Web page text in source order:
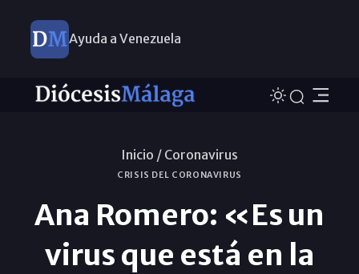
Ayuda a Venezuela
Inicio / Coronavirus
CRISIS DEL CORONAVIRUS
Ana Romero: «Es un
virus que está en la